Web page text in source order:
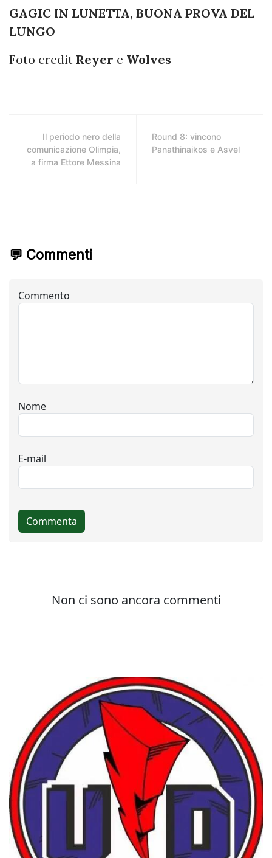
GAGIC IN LUNETTA, BUONA PROVA DEL
LUNGO
Foto credit Reyer e Wolves
Il periodo nero della
comunicazione Olimpia,
a firma Ettore Messina
Round 8: vincono
Panathinaikos e Asvel
💬 Commenti